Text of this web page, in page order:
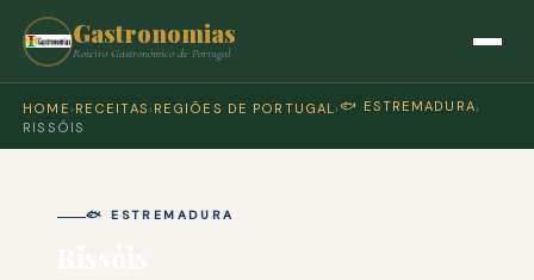
Gastronomias
Roteiro Gastronómico de Portugal
HOME › RECEITAS › REGIÕES DE PORTUGAL ›🐟 ESTREMADURA›
RISSÓIS
🐟 ESTREMADURA